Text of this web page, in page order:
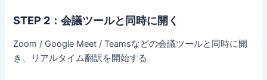
STEP 2：会議ツールと同時に開 く
Zoom / Google Meet / Teamsなどの会議ツールと同時に開
き、リアルタイム翻訳を開始する